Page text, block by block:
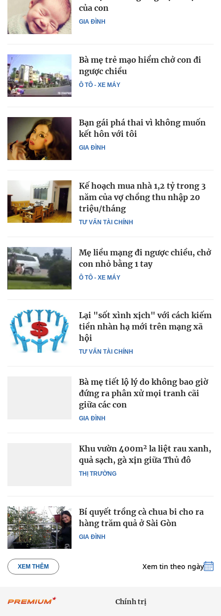
GIA ĐÌNH
của con
Ô TÔ - XE MÁY
Bà mẹ trẻ mạo hiểm chở con đi
ngược chiều
GIA ĐÌNH
Bạn gái phá thai vì không muốn
kết hôn với tôi
TƯ VẤN TÀI CHÍNH
Kế hoạch mua nhà 1,2 tỷ trong 3
năm của vợ chồng thu nhập 20
triệu/tháng
Ô TÔ - XE MÁY
Mẹ liều mạng đi ngược chiều, chở
con nhỏ bằng 1 tay
TƯ VẤN TÀI CHÍNH
Lại "sốt xình xịch" với cách kiếm
tiền nhàn hạ mới trên mạng xã
hội
GIA ĐÌNH
Bà mẹ tiết lộ lý do không bao giờ
đứng ra phân xử mọi tranh cãi
giữa các con
THỊ TRƯỜNG
Khu vườn 400m² la liệt rau xanh,
quả sạch, gà xịn giữa Thủ đô
GIA ĐÌNH
Bí quyết trồng cà chua bi cho ra
hàng trăm quả ở Sài Gòn
XEM THÊM Xem tin theo ngày
Chính trị